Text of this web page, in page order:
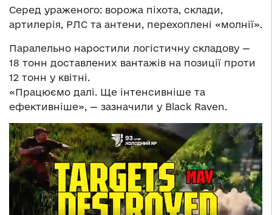
Серед ураженого: ворожа піхота, склади,
артилерія, РЛС та антени, перехоплені «молнії».
Паралельно наростили логістичну складову —
18 тонн доставлених вантажів на позиції проти
12 тонн у квітні.
«Працюємо далі. Ще інтенсивніше та
ефективніше», — зазначили у Black Raven.